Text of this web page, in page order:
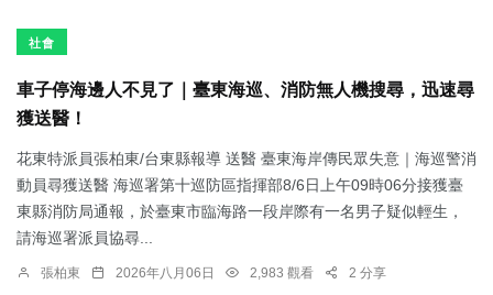
社會
車子停海邊人不見了｜臺東海巡、消防無人機搜尋，迅速尋
獲送醫！
花東特派員張柏東/台東縣報導 送醫 臺東海岸傳民眾失意｜海巡警消
動員尋獲送醫 海巡署第十巡防區指揮部8/6日上午09時06分接獲臺
東縣消防局通報，於臺東市臨海路一段岸際有一名男子疑似輕生，
請海巡署派員協尋...
張柏東 2026年八月06日 2,983 觀看 2 分享